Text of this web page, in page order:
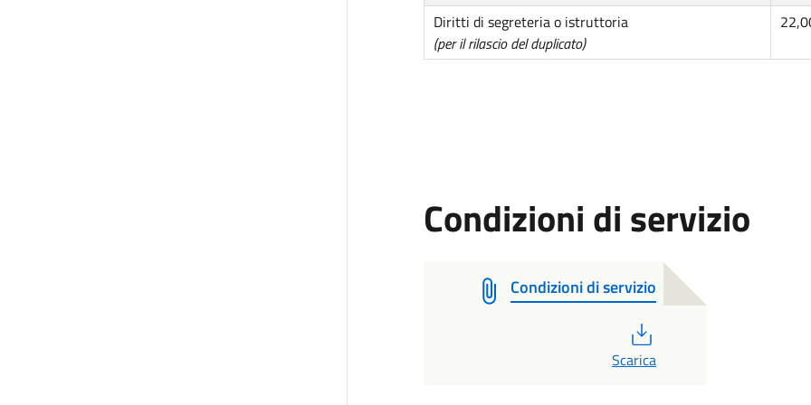
Diritti di segreteria o istruttoria
(per il rilascio del duplicato)
Condizioni di servizio
Condizioni di servizio
Scarica